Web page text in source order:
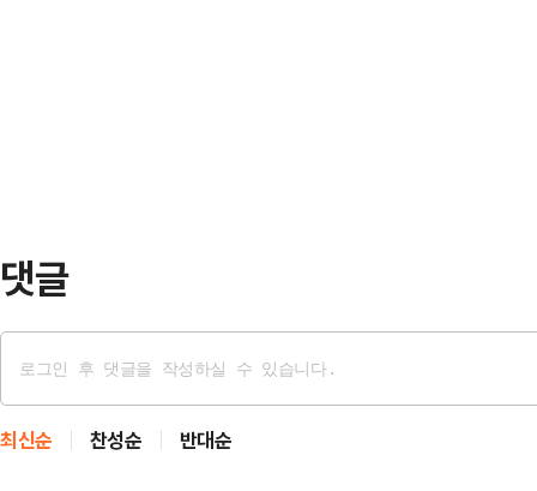
댓글
최신순 찬성순 반대순